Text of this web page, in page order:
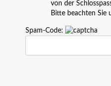
von der
Bitte beachten Sie
Spam-Code: